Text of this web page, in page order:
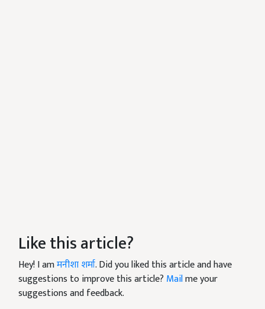
Like this article?
Hey! I amमनीशा शर्मा. Did you liked this article and have
suggestions to improve this article? Mailme your
suggestions and feedback.